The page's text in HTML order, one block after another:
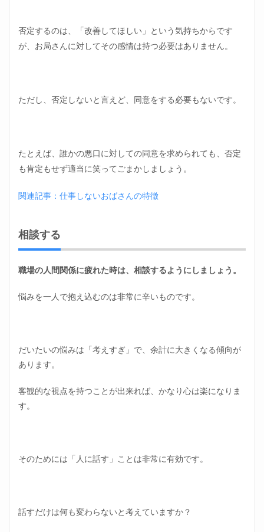
否定するのは、「改善してほしい」という気持ちからです
が、お局さんに対してその感情は持つ必要はありません。
ただし、否定しないと言えど、同意をする必要もないです。
たとえば、誰かの悪口に対しての同意を求められても、否定
も肯定もせず適当に笑ってごまかしましょう。
関連記事：仕事しないおばさんの特徴
相談する
職場の人間関係に疲れた時は、相談するようにしましょう。
悩みを一人で抱え込むのは非常に辛いものです。
だいたいの悩みは「考えすぎ」で、余計に大きくなる傾向が
あります。
客観的な視点を持つことが出来れば、かなり心は楽になりま
す。
そのためには「人に話す」ことは非常に有効です。
話すだけは何も変わらないと考えていますか？